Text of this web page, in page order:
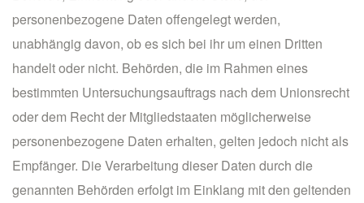
personenbezogene Daten offengelegt werden,
unabhängig davon, ob es sich bei ihr um einen Dritten
handelt oder nicht. Behörden, die im Rahmen eines
bestimmten Untersuchungsauftrags nach dem Unionsrecht
oder dem Recht der Mitgliedstaaten möglicherweise
personenbezogene Daten erhalten, gelten jedoch nicht als
Empfänger. Die Verarbeitung dieser Daten durch die
genannten Behörden erfolgt im Einklang mit den geltenden